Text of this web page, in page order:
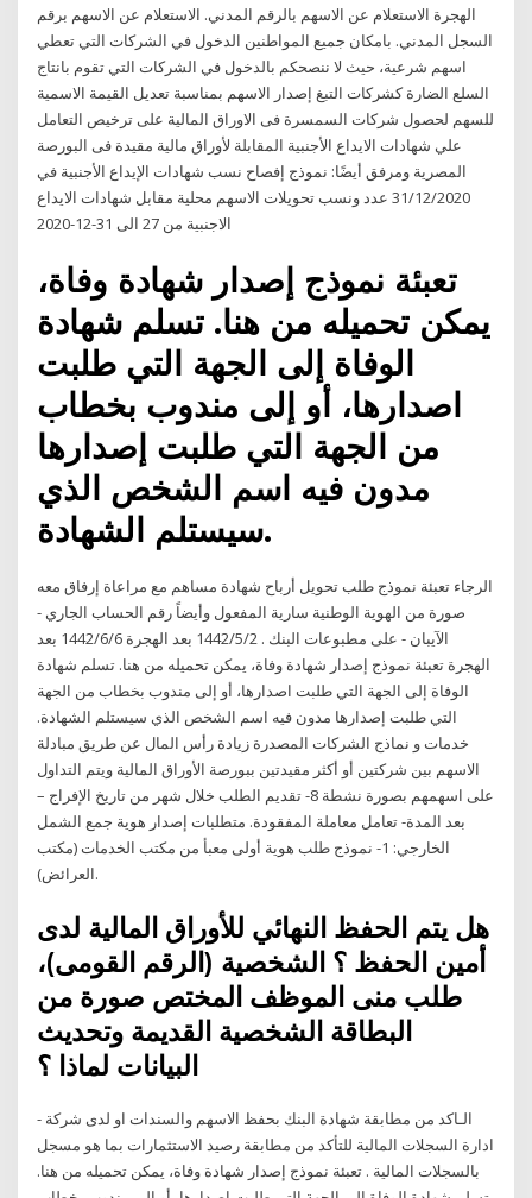
الهجرة الاستعلام عن الاسهم بالرقم المدني. الاستعلام عن الاسهم برقم
السجل المدني. بامكان جميع المواطنين الدخول في الشركات التي تعطي
اسهم شرعية، حيث لا ننصحكم بالدخول في الشركات التي تقوم بانتاج
السلع الضارة كشركات التبغ إصدار الاسهم بمناسبة تعديل القيمة الاسمية
للسهم لحصول شركات السمسرة فى الاوراق المالية على ترخيص التعامل
علي شهادات الايداع الأجنبية المقابلة لأوراق مالية مقيدة فى البورصة
المصرية ومرفق أيضًا: نموذج إفصاح نسب شهادات الإيداع الأجنبية في
31/12/2020 عدد ونسب تحويلات الاسهم محلية مقابل شهادات الايداع
الاجنبية من 27 الى 31-12-2020
تعبئة نموذج إصدار شهادة وفاة،
يمكن تحميله من هنا. تسلم شهادة
الوفاة إلى الجهة التي طلبت
اصدارها، أو إلى مندوب بخطاب
من الجهة التي طلبت إصدارها
مدون فيه اسم الشخص الذي
سيستلم الشهادة.
الرجاء تعبئة نموذج طلب تحويل أرباح شهادة مساهم مع مراعاة إرفاق معه
صورة من الهوية الوطنية سارية المفعول وأيضاً رقم الحساب الجاري -
الآيبان - على مطبوعات البنك . 2‏‏/5‏‏/1442 بعد الهجرة 6‏‏/6‏‏/1442 بعد
الهجرة تعبئة نموذج إصدار شهادة وفاة، يمكن تحميله من هنا. تسلم شهادة
الوفاة إلى الجهة التي طلبت اصدارها، أو إلى مندوب بخطاب من الجهة
التي طلبت إصدارها مدون فيه اسم الشخص الذي سيستلم الشهادة.
خدمات و نماذج الشركات المصدرة زيادة رأس المال عن طريق مبادلة
الاسهم بين شركتين أو أكثر مقيدتين ببورصة الأوراق المالية ويتم التداول
على اسهمهم بصورة نشطة 8- تقديم الطلب خلال شهر من تاريخ الإفراج –
بعد المدة- تعامل معاملة المفقودة. متطلبات إصدار هوية جمع الشمل
الخارجي: 1- نموذج طلب هوية أولى معبأ من مكتب الخدمات (مكتب
العرائض).
هل يتم الحفظ النهائي للأوراق المالية لدى
أمين الحفظ ؟ الشخصية (الرقم القومى)،
طلب منى الموظف المختص صورة من
البطاقة الشخصية القديمة وتحديث
البيانات لماذا ؟
- الـاكد من مطابقة شهادة البنك بحفظ الاسهم والسندات او لدى شركة
ادارة السجلات المالية للتأكد من مطابقة رصيد الاستثمارات بما هو مسجل
بالسجلات المالية . تعبئة نموذج إصدار شهادة وفاة، يمكن تحميله من هنا.